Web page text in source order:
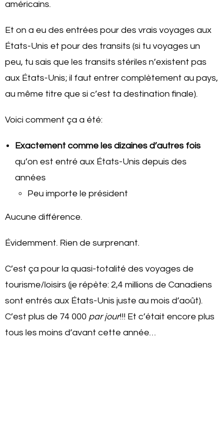
américains.
Et on a eu des entrées pour des vrais voyages aux
États-Unis et pour des transits (si tu voyages un
peu, tu sais que les transits stériles n’existent pas
aux États-Unis; il faut entrer complètement au pays,
au même titre que si c’est ta destination finale).
Voici comment ça a été:
Exactement comme les dizaines d’autres fois
qu’on est entré aux États-Unis depuis des
années
Peu importe le président
Aucune différence.
Évidemment. Rien de surprenant.
C’est ça pour la quasi-totalité des voyages de
tourisme/loisirs (je répète: 2,4 millions de Canadiens
sont entrés aux États-Unis juste au mois d’août).
C’est plus de 74 000 par jour!!! Et c’était encore plus
tous les moins d’avant cette année…